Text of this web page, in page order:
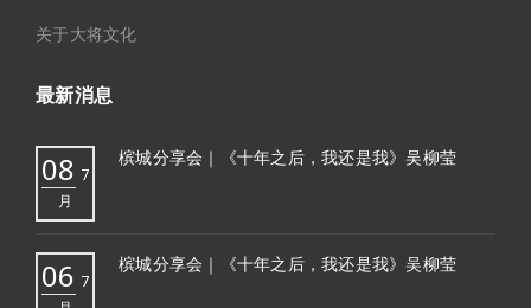
关于大将文化
最新消息
08 7
月
槟城分享会｜《十年之后，我还是我》吴柳莹
06 7
槟城分享会｜《十年之后，我还是我》吴柳莹